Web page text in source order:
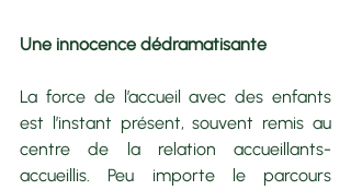
Une innocence dédramatisante
La force de l’accueil avec des enfants
est l’instant présent, souvent remis au
centre de la relation accueillants-
accueillis. Peu importe le parcours